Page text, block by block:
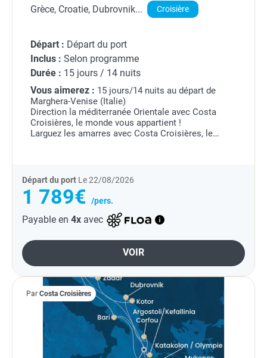
Grèce, Croatie, Dubrovnik... Croisière
Départ : Départ du port
Inclus : Selon programme
Durée : 15 jours / 14 nuits
Vous aimerez : 15 jours/14 nuits au départ de
Marghera-Venise (Italie)
Direction la méditerranée Orientale avec Costa
Croisières, le monde vous appartient !
Larguez les amarres avec Costa Croisières, le
Départ du port Le 22/08/2026
1 789€ /pers.
Payable en 4x avec
VOIR
Par Costa Croisières